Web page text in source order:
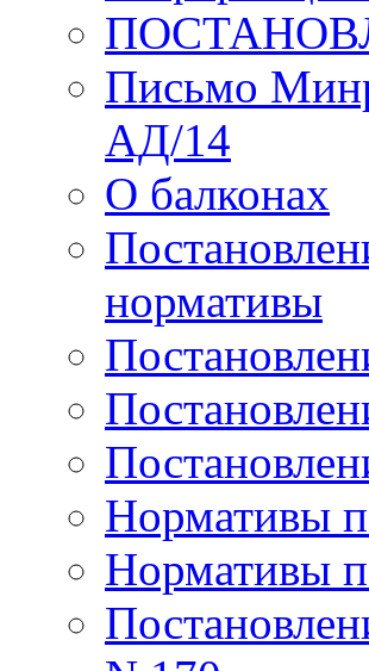
Письмо
АД/14
О балконах
нормативы
Нормативы
Нормативы